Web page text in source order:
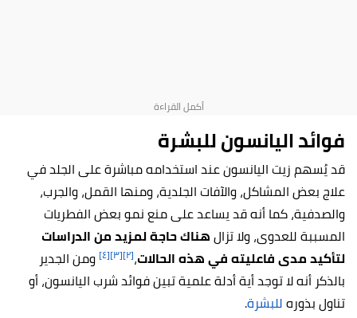
فوائد اليانسون للبشرة
قد يُسهم زيت اليانسون عند استخدامه مباشرة على الجلد في
علاج بعض المشاكل، والآفات الجلدية، ومنها القمل، والجرب،
والصدفية، كما أنه قد يساعد على منع نمو بعض الفطريات
المسببة للعدوى، ولا تزالهناك حاجة لمزيد من الدراسات
لتأكيد مدى فاعليته في هذه الحالات،[٢] [٣] [٤]
ومن الجدير
بالذكر أنه لا توجد أية أدلة علمية تبين فوائد شرب اليانسون، أو
تناول بذورهللبشرة.